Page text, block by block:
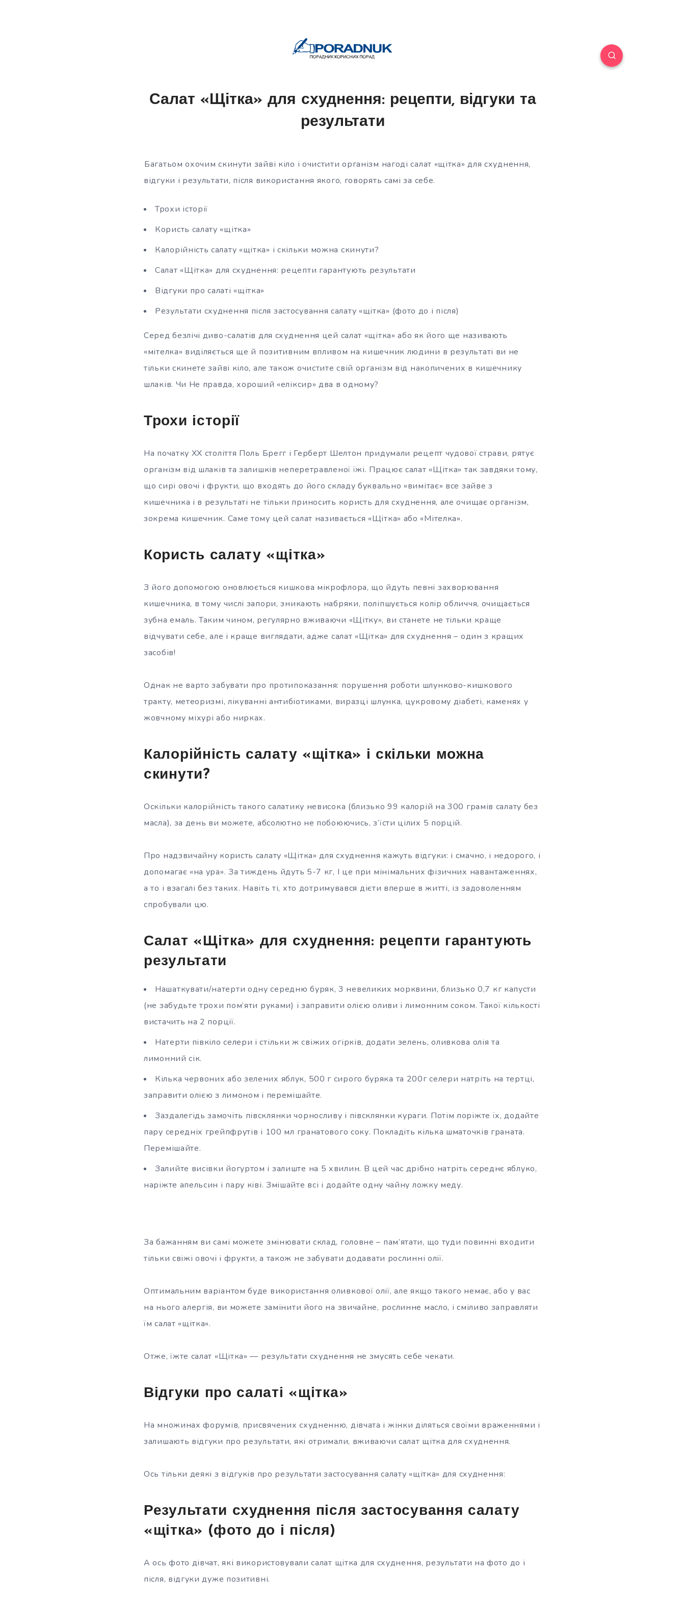
Салат «Щітка» для схуднення: рецепти, відгуки та
результати
Багатьом охочим скинути зайві кіло і очистити організм нагоді салат «щітка» для схуднення,
відгуки і результати, після використання якого, говорять самі за себе.
Трохи історії
Користь салату «щітка»
Калорійність салату «щітка» і скільки можна скинути?
Салат «Щітка» для схуднення: рецепти гарантують результати
Відгуки про салаті «щітка»
Результати схуднення після застосування салату «щітка» (фото до і після)
Серед безлічі диво-салатів для схуднення цей салат «щітка» або як його ще називають
«мітелка» виділяється ще й позитивним впливом на кишечник людини в результаті ви не
тільки скинете зайві кіло, але також очистите свій організм від накопичених в кишечнику
шлаків. Чи Не правда, хороший «еліксир» два в одному?
Трохи історії
На початку XX століття Поль Брегг і Герберт Шелтон придумали рецепт чудової страви, рятує
організм від шлаків та залишків неперетравленої їжі. Працює салат «Щітка» так завдяки тому,
що сирі овочі і фрукти, що входять до його складу буквально «вимітає» все зайве з
кишечника і в результаті не тільки приносить користь для схуднення, але очищає організм,
зокрема кишечник. Саме тому цей салат називається «Щітка» або «Мітелка».
Користь салату «щітка»
З його допомогою оновлюється кишкова мікрофлора, що йдуть певні захворювання
кишечника, в тому числі запори, зникають набряки, поліпшується колір обличчя, очищається
зубна емаль. Таким чином, регулярно вживаючи «Щітку», ви станете не тільки краще
відчувати себе, але і краще виглядати, адже салат «Щітка» для схуднення – один з кращих
засобів!
Однак не варто забувати про протипоказання: порушення роботи шлунково-кишкового
тракту, метеоризмі, лікуванні антибіотиками, виразці шлунка, цукровому діабеті, каменях у
жовчному міхурі або нирках.
Калорійність салату «щітка» і скільки можна
скинути?
Оскільки калорійність такого салатику невисока (близько 99 калорій на 300 грамів салату без
масла), за день ви можете, абсолютно не побоюючись, з’їсти цілих 5 порцій.
Про надзвичайну користь салату «Щітка» для схуднення кажуть відгуки: і смачно, і недорого, і
допомагає «на ура». За тиждень йдуть 5-7 кг, І це при мінімальних фізичних навантаженнях,
а то і взагалі без таких. Навіть ті, хто дотримувався дієти вперше в житті, із задоволенням
спробували цю.
Салат «Щітка» для схуднення: рецепти гарантують
результати
Нашаткувати/натерти одну середню буряк, 3 невеликих морквини, близько 0,7 кг капусти
(не забудьте трохи пом’яти руками) і заправити олією оливи і лимонним соком. Такої кількості
вистачить на 2 порції.
Натерти півкіло селери і стільки ж свіжих огірків, додати зелень, оливкова олія та
лимонний сік.
Кілька червоних або зелених яблук, 500 г сирого буряка та 200г селери натріть на тертці,
заправити олією з лимоном і перемішайте.
Заздалегідь замочіть півсклянки чорносливу і півсклянки кураги. Потім поріжте їх, додайте
пару середніх грейпфрутів і 100 мл гранатового соку. Покладіть кілька шматочків граната.
Перемішайте.
Залийте висівки йогуртом і залиште на 5 хвилин. В цей час дрібно натріть середнє яблуко,
наріжте апельсин і пару ківі. Змішайте всі і додайте одну чайну ложку меду.
За бажанням ви самі можете змінювати склад, головне – пам’ятати, що туди повинні входити
тільки свіжі овочі і фрукти, а також не забувати додавати рослинні олії.
Оптимальним варіантом буде використання оливкової олії, але якщо такого немає, або у вас
на нього алергія, ви можете замінити його на звичайне, рослинне масло, і сміливо заправляти
їм салат «щітка».
Отже, їжте салат «Щітка» — результати схуднення не змусять себе чекати.
Відгуки про салаті «щітка»
На множинах форумів, присвячених схудненню, дівчата і жінки діляться своїми враженнями і
залишають відгуки про результати, які отримали, вживаючи салат щітка для схуднення.
Ось тільки деякі з відгуків про результати застосування салату «щітка» для схуднення:
Результати схуднення після застосування салату
«щітка» (фото до і після)
А ось фото дівчат, які використовували салат щітка для схуднення, результати на фото до і
після, відгуки дуже позитивні.